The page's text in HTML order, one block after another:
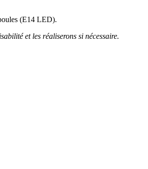
(E14 LED).
et les réaliserons si nécessaire.